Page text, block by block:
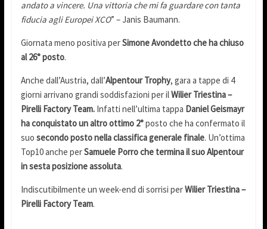
andato a vincere. Una vittoria che mi fa guardare con tanta
fiducia agli Europei XCO” – Janis Baumann.
Giornata meno positiva perSimone Avondetto che ha chiuso
al 26° posto.
Anche dall’Austria, dall’Alpentour Trophy, gara a tappe di 4
giorni arrivano grandi soddisfazioni per ilWilier Triestina –
Pirelli Factory Team. Infatti nell’ultima tappa Daniel Geismayr
ha conquistato un altro ottimo 2°posto che ha confermato il
suo secondo posto nella classifica generale finale. Un’ottima
Top10 anche perSamuele Porro che termina il suo Alpentour
in sesta posizione assoluta.
Indiscutibilmente un week-end di sorrisi perWilier Triestina –
Pirelli Factory Team.